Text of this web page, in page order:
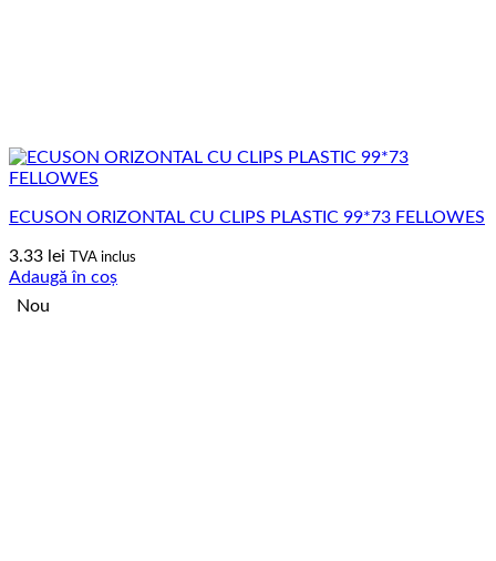
ECUSON ORIZONTAL CU CLIPS PLASTIC 99*73 FELLOWES
3.33 lei TVA inclus
Adaugă în coș
Nou